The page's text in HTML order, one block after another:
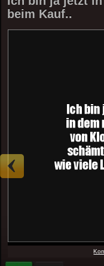
beim Kauf..